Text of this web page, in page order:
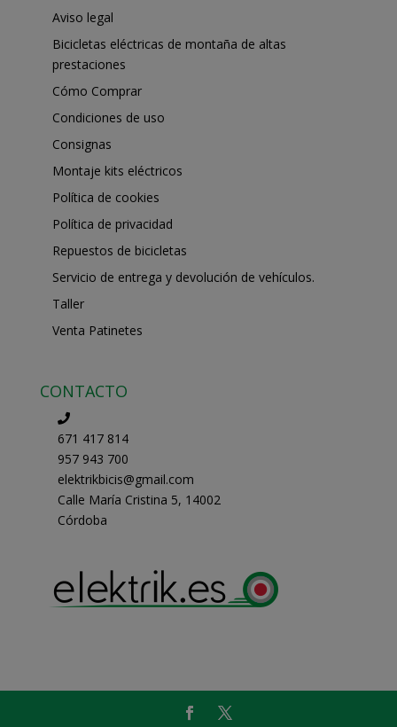
Aviso legal
Bicicletas eléctricas de montaña de altas
prestaciones
Cómo Comprar
Condiciones de uso
Consignas
Montaje kits eléctricos
Política de cookies
Política de privacidad
Repuestos de bicicletas
Servicio de entrega y devolución de vehículos.
Taller
Venta Patinetes
CONTACTO
671 417 814
957 943 700
elektrikbicis@gmail.com
Calle María Cristina 5, 14002
Córdoba